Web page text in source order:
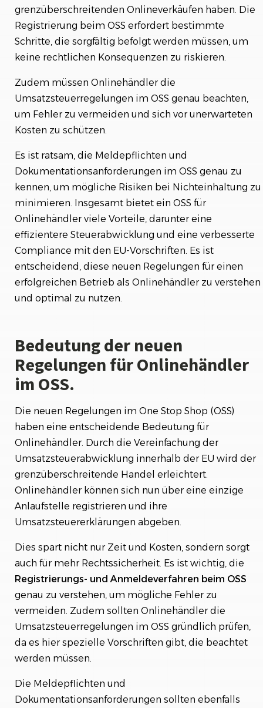
grenzüberschreitenden Onlineverkäufen haben. Die
Registrierung beim OSS erfordert bestimmte
Schritte, die sorgfältig befolgt werden müssen, um
keine rechtlichen Konsequenzen zu riskieren.
Zudem müssen Onlinehändler die
Umsatzsteuerregelungen im OSS genau beachten,
um Fehler zu vermeiden und sich vor unerwarteten
Kosten zu schützen.
Es ist ratsam, die Meldepflichten und
Dokumentationsanforderungen im OSS genau zu
kennen, um mögliche Risiken bei Nichteinhaltung zu
minimieren. Insgesamt bietet ein OSS für
Onlinehändler viele Vorteile, darunter eine
effizientere Steuerabwicklung und eine verbesserte
Compliance mit den EU-Vorschriften. Es ist
entscheidend, diese neuen Regelungen für einen
erfolgreichen Betrieb als Onlinehändler zu verstehen
und optimal zu nutzen.
Bedeutung der neuen
Regelungen für Onlinehändler
im OSS.
Die neuen Regelungen im One Stop Shop (OSS)
haben eine entscheidende Bedeutung für
Onlinehändler. Durch die Vereinfachung der
Umsatzsteuerabwicklung innerhalb der EU wird der
grenzüberschreitende Handel erleichtert.
Onlinehändler können sich nun über eine einzige
Anlaufstelle registrieren und ihre
Umsatzsteuererklärungen abgeben.
Dies spart nicht nur Zeit und Kosten, sondern sorgt
auch für mehr Rechtssicherheit. Es ist wichtig, die
Registrierungs- und Anmeldeverfahren beim OSS
genau zu verstehen, um mögliche Fehler zu
vermeiden. Zudem sollten Onlinehändler die
Umsatzsteuerregelungen im OSS gründlich prüfen,
da es hier spezielle Vorschriften gibt, die beachtet
werden müssen.
Die Meldepflichten und
Dokumentationsanforderungen sollten ebenfalls